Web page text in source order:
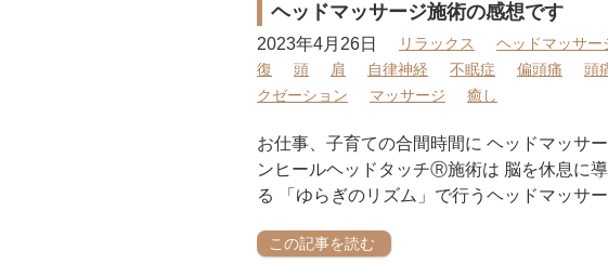
ヘッドマッサージ施術の感想です
2023年4月26日 リラックス ヘッドマッサー
復
頭 肩 自律神経 不眠症 偏頭痛 頭
クゼーション
マッサージ 癒し
お仕事、子育ての合間時間に ヘッドマッサ
ンヒールヘッドタッチⓇ施術は 脳を休息に
る 「ゆらぎのリズム」で行うヘッドマッサ
この記事を読む